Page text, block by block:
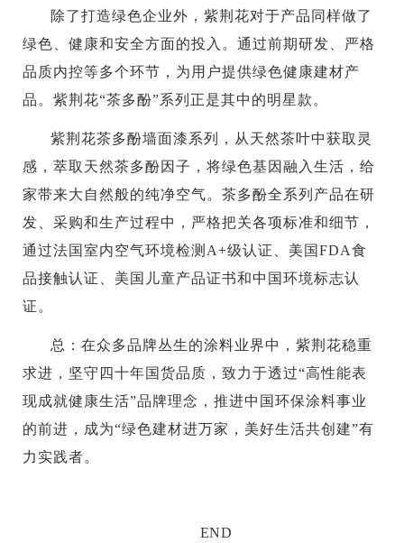
除了打造绿色企业外，紫荆花对于产品同样做了
绿色、健康和安全方面的投入。通过前期研发、严格
品质内控等多个环节，为用户提供绿色健康建材产
品。紫荆花“茶多酚”系列正是其中的明星款。
紫荆花茶多酚墙面漆系列，从天然茶叶中获取灵
感，萃取天然茶多酚因子，将绿色基因融入生活，给
家带来大自然般的纯净空气。茶多酚全系列产品在研
发、采购和生产过程中，严格把关各项标准和细节，
通过法国室内空气环境检测A+级认证、美国FDA食
品接触认证、美国儿童产品证书和中国环境标志认
证。
总：在众多品牌丛生的涂料业界中，紫荆花稳重
求进，坚守四十年国货品质，致力于透过“高性能表
现成就健康生活”品牌理念，推进中国环保涂料事业
的前进，成为“绿色建材进万家，美好生活共创建”有
力实践者。
END